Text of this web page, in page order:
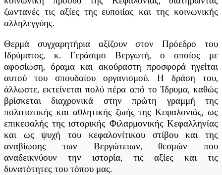
ζωντανές τις αξίες της ευποιίας και της κοινωνικής
αλληλεγγύης.
Θερμά συγχαρητήρια αξίζουν στον Πρόεδρο του
Ιδρύματος, κ. Γεράσιμο Βεργωτή, ο οποίος με
αφοσίωση, όραμα και ακούραστη προσφορά ηγείται
αυτού του σπουδαίου οργανισμού. Η δράση του,
άλλωστε, εκτείνεται πολύ πέρα από το Ίδρυμα, καθώς
βρίσκεται διαχρονικά στην πρώτη γραμμή της
πολιτιστικής και αθλητικής ζωής της Κεφαλονιάς, ως
επικεφαλής της ιστορικής Φιλαρμονικής Κεφαλληνίας
και ως ψυχή του κεφαλονίτικου στίβου και της
αναβίωσης των Βεργώτειων, θεσμών που
αναδεικνύουν την ιστορία, τις αξίες και τις
δυνατότητες του τόπου μας.